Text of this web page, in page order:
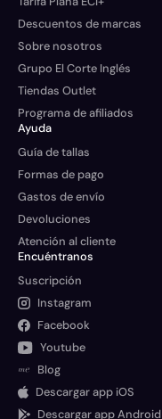
Descuentos de marcas
Sobre nosotros
Grupo El Corte Inglés
Tiendas Outlet
Programa de afiliados
Ayuda
Guía de tallas
Formas de pago
Gastos de envío
Devoluciones
Atención al cliente
Encuéntranos
Suscripción
Instagram
Facebook
Youtube
Blog
Descargar app iOS
Descargar app Android